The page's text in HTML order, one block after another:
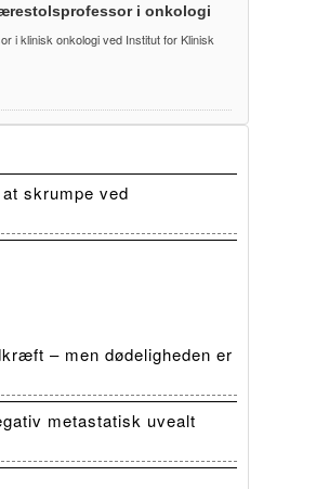
i onkologi
i klinisk onkologi ved Institut for Klinisk
skrumpe ved
– men dødeligheden er
metastatisk uvealt